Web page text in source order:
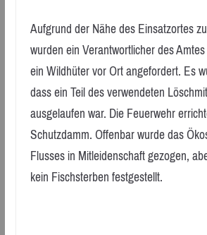
Aufgrund der Nähe des Einsatzortes
wurden ein Verantwortlicher des
ein Wildhüter vor Ort angefordert. Es
dass ein Teil des verwendeten
ausgelaufen war. Die Feuerwehr
Schutzdamm. Offenbar wurde das
Flusses in Mitleidenschaft gezogen,
kein Fischsterben festgestellt.